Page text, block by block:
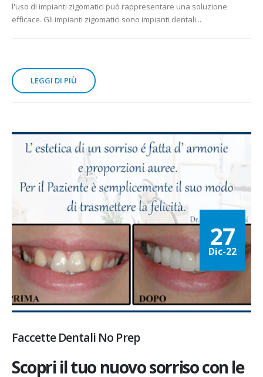
l'uso di impianti zigomatici può rappresentare una soluzione
efficace. Gli impianti zigomatici sono impianti dentali...
LEGGI DI PIÙ
27
Dic-22
Faccette Dentali No Prep
Scopri il tuo nuovo sorriso con le